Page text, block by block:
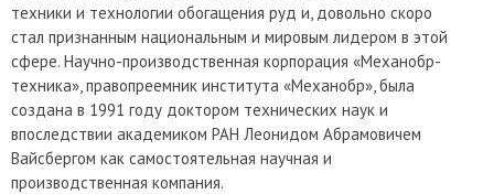
техники и технологии обогащения руд и, довольно скоро
стал признанным национальным и мировым лидером в этой
сфере. Научно-производственная корпорация «Механобр-
техника», правопреемник института «Механобр», была
создана в 1991 году доктором технических наук и
впоследствии академиком РАН Леонидом Абрамовичем
Вайсбергом как самостоятельная научная и
производственная компания.